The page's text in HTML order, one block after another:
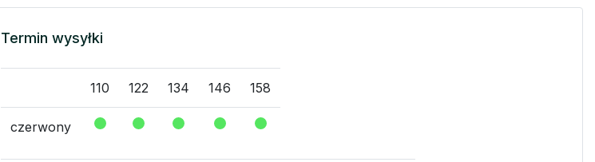
Termin wysyłki
110 122 134 146 158
czerwony